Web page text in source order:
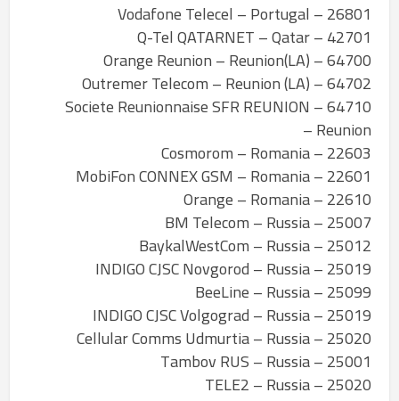
26801 – Vodafone Telecel – Portugal
42701 – Q-Tel QATARNET – Qatar
64700 – Orange Reunion – Reunion(LA)
64702 – Outremer Telecom – Reunion (LA)
64710 – Societe Reunionnaise SFR REUNION
– Reunion
22603 – Cosmorom – Romania
22601 – MobiFon CONNEX GSM – Romania
22610 – Orange – Romania
25007 – BM Telecom – Russia
25012 – BaykalWestCom – Russia
25019 – INDIGO CJSC Novgorod – Russia
25099 – BeeLine – Russia
25019 – INDIGO CJSC Volgograd – Russia
25020 – Cellular Comms Udmurtia – Russia
25001 – Tambov RUS – Russia
25020 – TELE2 – Russia